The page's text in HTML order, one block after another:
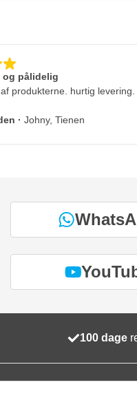
og pålidelig
produkterne. hurtig levering.
· Johny, Tienen
100 dage